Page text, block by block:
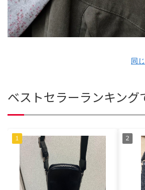
同
ベストセラーランキング